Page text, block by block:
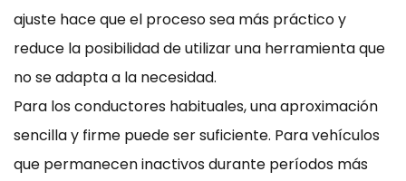
ajuste hace que el proceso sea más práctico y
reduce la posibilidad de utilizar una herramienta que
no se adapta a la necesidad.
Para los conductores habituales, una aproximación
sencilla y firme puede ser suficiente. Para vehículos
que permanecen inactivos durante períodos más